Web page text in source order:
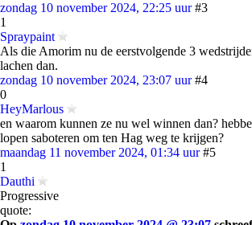
zondag 10 november 2024, 22:25 uur #3
1
Spraypaint
Als die Amorim nu de eerstvolgende 3
lachen dan.
zondag 10 november 2024, 23:07 uur #4
0
HeyMarlous
en waarom kunnen ze nu wel winnen dan?
lopen saboteren om ten Hag weg te krijgen?
maandag 11 november 2024, 01:34 uur #5
1
Dauthi
Progressive
quote: